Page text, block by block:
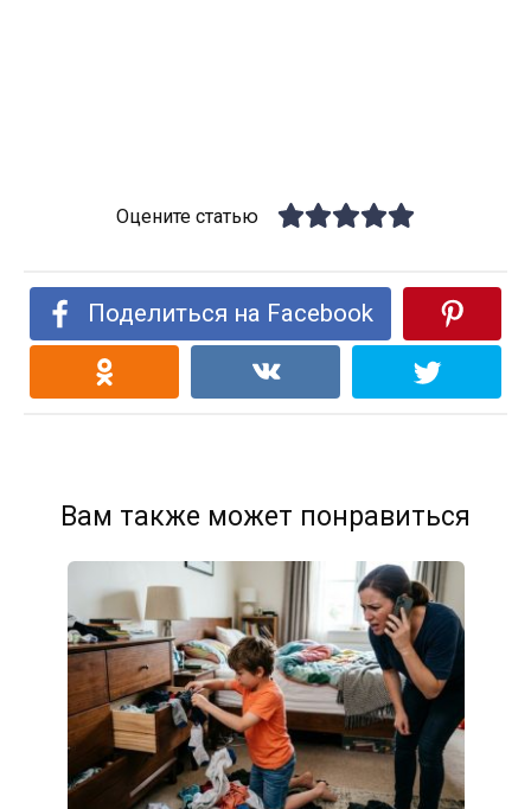
Оцените статью
Поделиться на Facebook
Вам также может понравиться